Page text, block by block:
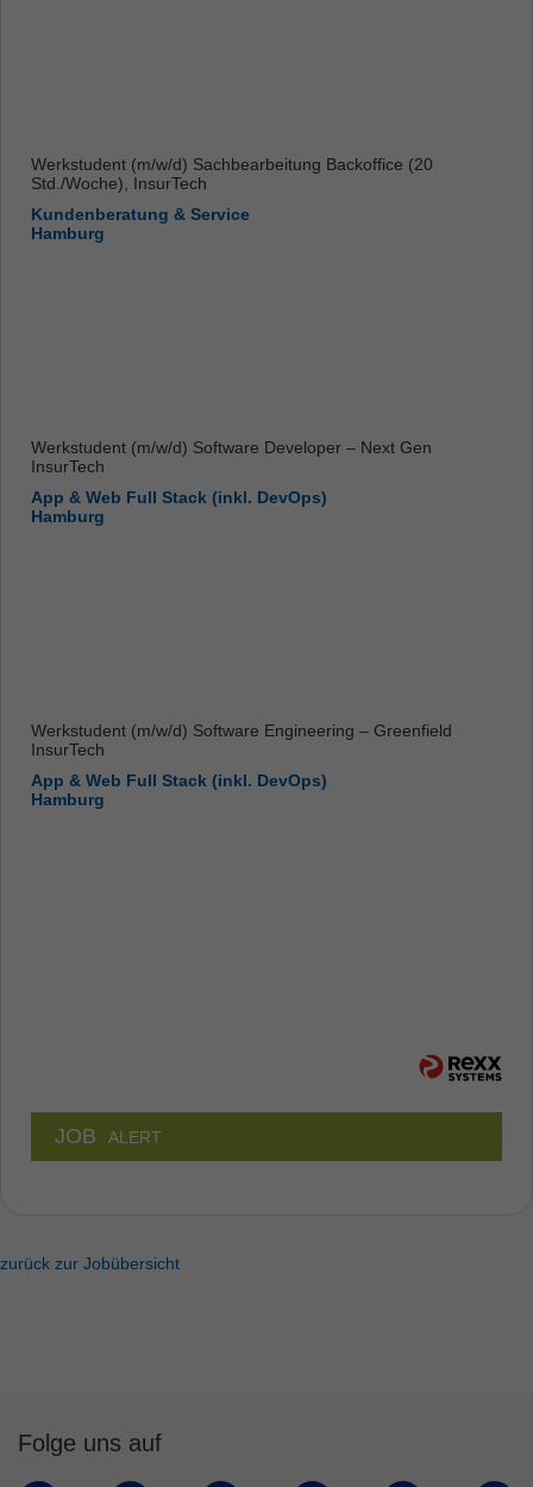
Werkstudent (m/w/d) Sachbearbeitung Backoffice (20
Std./Woche), InsurTech
Kundenberatung & Service
Hamburg
Werkstudent (m/w/d) Software Developer – Next Gen
InsurTech
App & Web Full Stack (inkl. DevOps)
Hamburg
Werkstudent (m/w/d) Software Engineering – Greenfield
InsurTech
App & Web Full Stack (inkl. DevOps)
Hamburg
JOB ALERT
zurück zur Jobübersicht
Folge uns auf